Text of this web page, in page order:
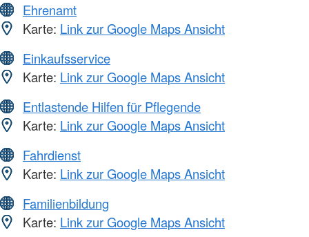
Ehrenamt
Karte: Link zur Google Maps Ansicht
Einkaufsservice
Karte: Link zur Google Maps Ansicht
Entlastende Hilfen für Pflegende
Karte: Link zur Google Maps Ansicht
Fahrdienst
Karte: Link zur Google Maps Ansicht
Familienbildung
Karte: Link zur Google Maps Ansicht